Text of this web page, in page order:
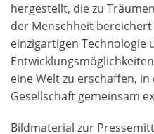
hergestellt, die zu
der Menschheit
einzigartigen Technologie
eine Welt zu erschaffen,
Gesellschaft gemeinsam
Bildmaterial zur